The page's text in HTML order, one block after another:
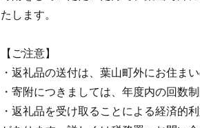
たします。
【ご注意】
・返礼品の送付は、葉山町外にお住ま
・寄附につきましては、年度内の回数
・返礼品を受け取ることによる経済的